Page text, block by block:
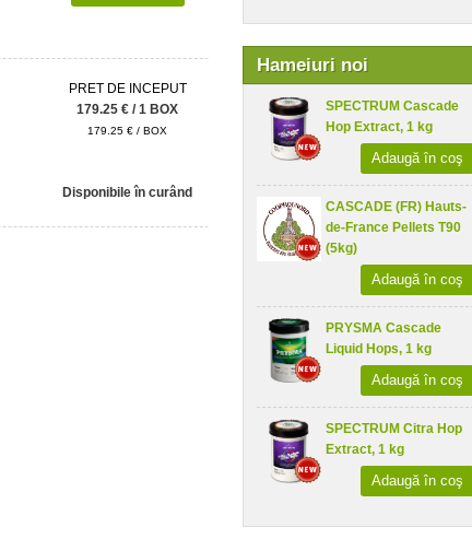
Hameiuri noi
SPECTRUM Cascade
Hop Extract, 1 kg
Adaugă în coş
CASCADE (FR) Hauts-
de-France Pellets T90
(5kg)
Adaugă în coş
PRYSMA Cascade
Liquid Hops, 1 kg
Adaugă în coş
SPECTRUM Citra Hop
Extract, 1 kg
Adaugă în coş
PRET DE INCEPUT
179.25 € / 1 BOX
179.25 € / BOX
Disponibile în curând